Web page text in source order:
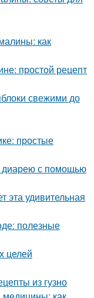
как
простой рецепт
свежими до
простые
диарею с помощью
эта удивительная
полезные
целей
из гузно